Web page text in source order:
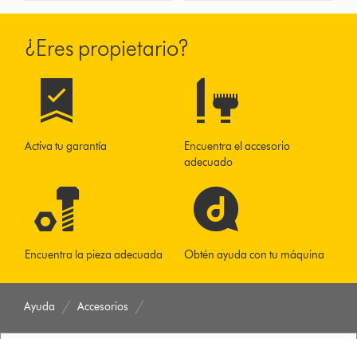
¿Eres propietario?
Activa tu garantía
Encuentra el accesorio
adecuado
Encuentra la pieza adecuada Obtén ayuda con tu máquina
Ayuda Accesorios